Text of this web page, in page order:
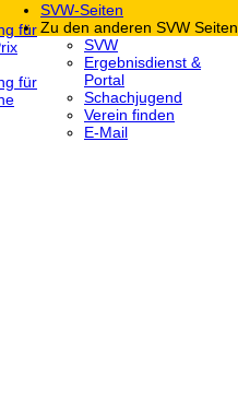
für
für
SVW-Seiten
Zu den anderen SVW Seiten
SVW
Ergebnisdienst &
Portal
Schachjugend
Verein finden
E-Mail